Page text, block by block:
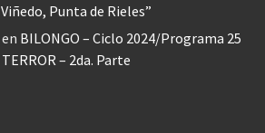
Punta de Rieles”
en BILONGO – Ciclo 2024/Programa 25
– 2da. Parte